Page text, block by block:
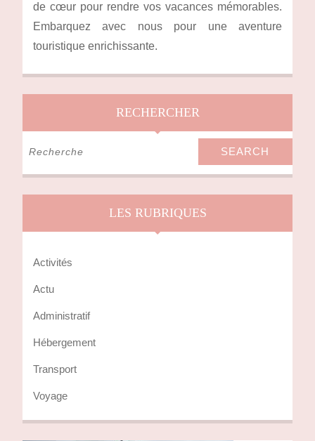
de cœur pour rendre vos vacances mémorables.
Embarquez avec nous pour une aventure
touristique enrichissante.
RECHERCHER
Search
LES RUBRIQUES
Activités
Actu
Administratif
Hébergement
Transport
Voyage